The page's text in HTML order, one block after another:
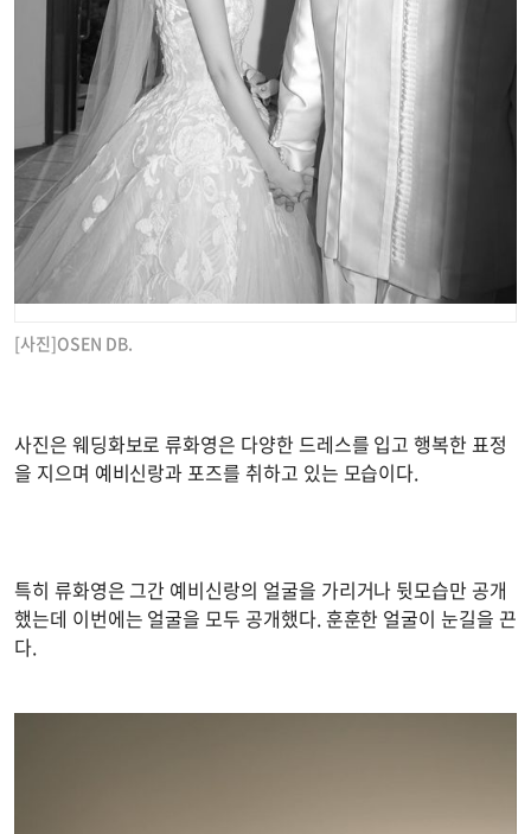
[사진]OSEN DB.
사진은 웨딩화보로 류화영은 다양한 드레스를 입고 행복한 표정
을 지으며 예비신랑과 포즈를 취하고 있는 모습이다.
특히 류화영은 그간 예비신랑의 얼굴을 가리거나 뒷모습만 공개
했는데 이번에는 얼굴을 모두 공개했다. 훈훈한 얼굴이 눈길을 끈
다.